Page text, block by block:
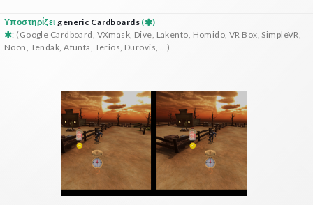
Υποστηρίζειgeneric Cardboards (
)
: (Google Cardboard, VXmask, Dive, Lakento, Homido, VR Box, SimpleVR,
Noon, Tendak, Afunta, Terios, Durovis, ...)